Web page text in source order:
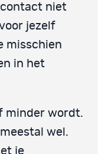
niet
jezelf
misschien
in het
minder wordt.
wel.
je